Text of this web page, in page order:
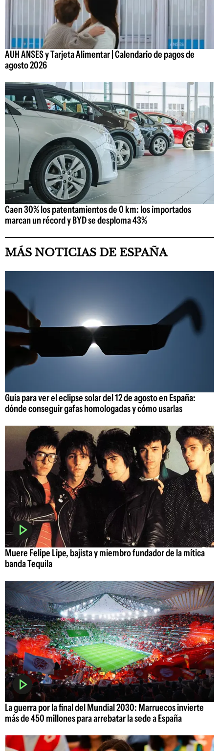
AUH ANSES y Tarjeta Alimentar | Calendario de pagos de
agosto 2026
Caen 30% los patentamientos de 0 km: los importados
marcan un récord y BYD se desploma 43%
MÁS NOTICIAS DE ESPAÑA
Guía para ver el eclipse solar del 12 de agosto en España:
dónde conseguir gafas homologadas y cómo usarlas
Muere Felipe Lipe, bajista y miembro fundador de la mítica
banda Tequila
La guerra por la final del Mundial 2030: Marruecos invierte
más de 450 millones para arrebatar la sede a España